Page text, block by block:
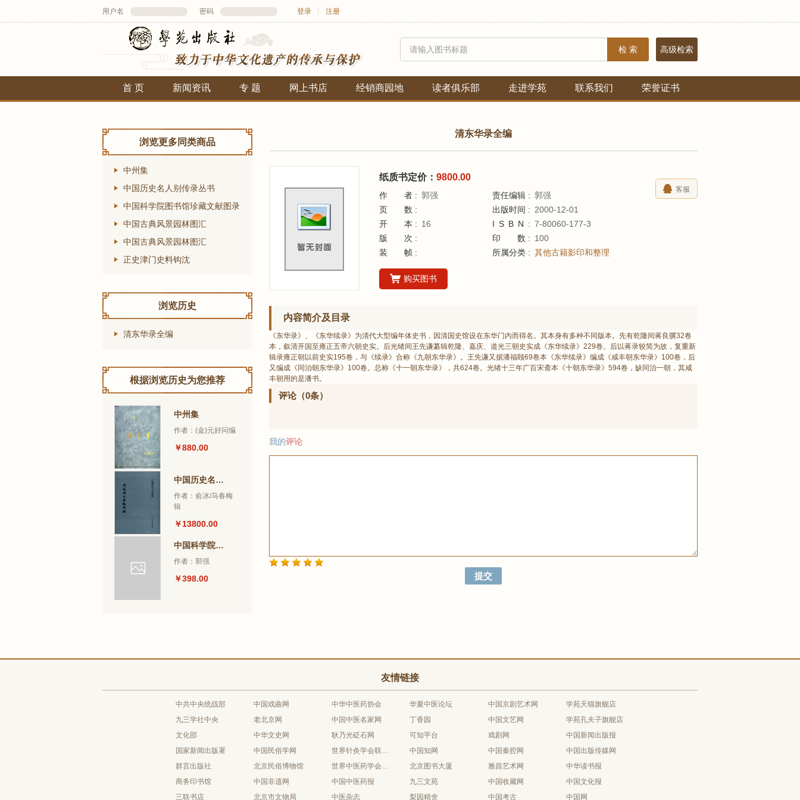
用户名 密码 登录 注册
检 索 高级检索
首 页 新闻资讯 专 题 网上书店 经销商园地 读者俱乐部 走进学苑 联系我们 荣誉证书
浏览更多同类商品
中州集
中国历史名人别传录丛书
中国科学院图书馆珍藏文献图录
中国古典风景园林图汇
中国古典风景园林图汇
正史津门史料钩沈
浏览历史
清东华录全编
根据浏览历史为您推荐
中州集
作者：(金)元好问编
￥880.00
中国历史名人别传录丛书
作者：俞冰/马春梅
辑
￥13800.00
中国科学院图书馆珍藏文献图录
作者：郭强
￥398.00
清东华录全编
纸质书定价： 9800.00
作者郭强 责任编辑
郭强
页数
出版时间
2000-12-01
开本
16 ISBN
7-80060-177-3
版次
印数100
装帧
所属分类 其他古籍影印和整理
购买图书
客服
内容简介及目录
《东华录》、《东华续录》为清代大型编年体史书，因清国史馆设在东华门内而得名。其本身有多种不同版本。先有乾隆间蒋良骥32卷
本，叙清开国至雍正五帝六朝史实。后光绪间王先谦纂辑乾隆、嘉庆、道光三朝史实成《东华续录》229卷。后以蒋录较简为故，复重新
辑录雍正朝以前史实195卷，与《续录》合称《九朝东华录》。王先谦又据潘福颐69卷本《东华续录》编成《咸丰朝东华录》100卷，后
又编成《同治朝东华录》100卷。总称《十一朝东华录》，共624卷。光绪十三年广百宋斋本《十朝东华录》594卷，缺同治一朝，其咸
丰朝用的是潘书。
评论（0条）
我的评论
友情链接
中共中央统战部
九三学社中央
文化部
国家新闻出版署
群言出版社
商务印书馆
三联书店
中国戏曲网
老北京网
中华文史网
中国民俗学网
北京民俗博物馆
中国非遗网
北京市文物局
中华中医药协会
中国中医名家网
耿乃光砭石网
世界针灸学会联合会
世界中医药学会联合会
中国中医药报
中医杂志
华夏中医论坛
丁香园
可知平台
中国知网
北京图书大厦
九三文苑
梨园精舍
中国京剧艺术网
中国文艺网
戏剧网
中国秦腔网
雅昌艺术网
中国收藏网
中国考古
学苑天猫旗舰店
学苑孔夫子旗舰店
中国新闻出版报
中国出版传媒网
中华读书报
中国文化报
中国网